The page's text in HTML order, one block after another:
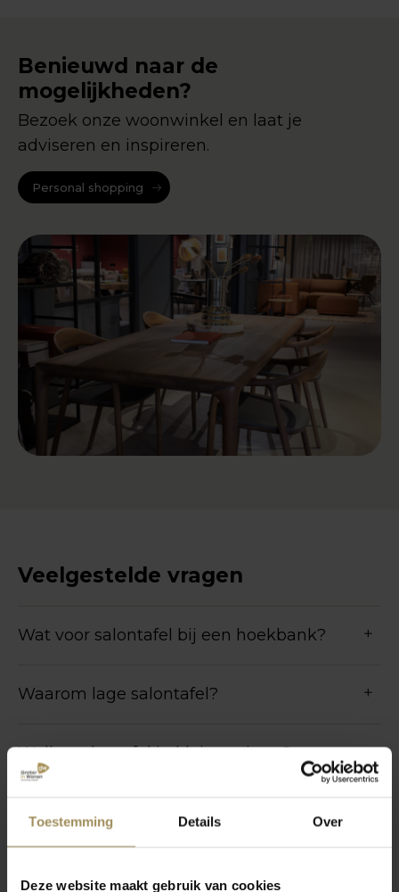
Toestemming Details Over
Deze website maakt gebruik van cookies
Benieuwd naar de
mogelijkheden?
Bezoek onze woonwinkel en laat je
adviseren en inspireren.
Personal shopping
Veelgestelde vragen
Wat voor salontafel bij een hoekbank?
Waarom lage salontafel?
Welke salontafel in kleine ruimte?
Welke salontafel bij lange bank?